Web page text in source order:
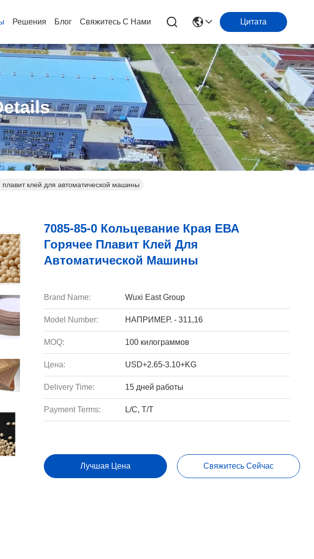
Решения Блог Свяжитесь С Нами Цитата
клей для автоматической машины
7085-85-0 Кольцевание Края ЕВА
Горячее Плавит Клей Для
Автоматической Машины
Brand Name: Wuxi East Group
Model Number: НАПРИМЕР. - 311,16
MOQ: 100 килограммов
Цена: USD+2.65-3.10+KG
Delivery Time: 15 дней работы
Payment Terms: L/C, T/T
Лучшая Цена Свяжитесь Сейчас